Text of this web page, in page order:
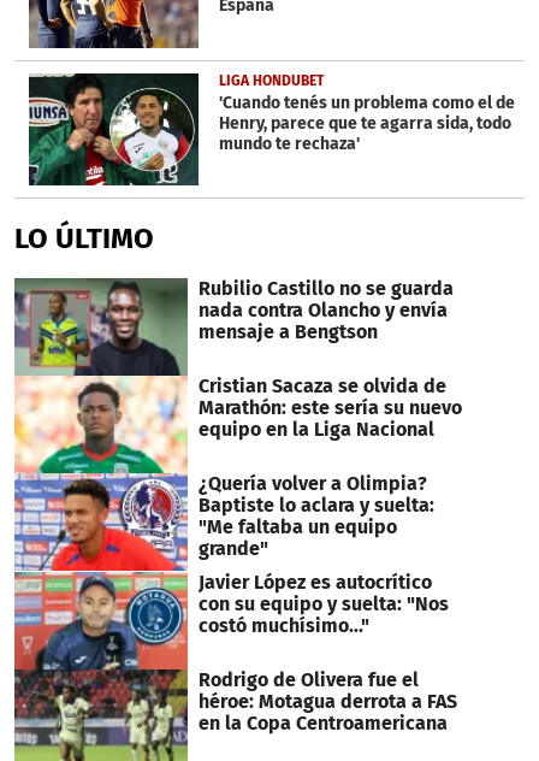
España
LIGA HONDUBET
'Cuando tenés un problema como el de
Henry, parece que te agarra sida, todo
mundo te rechaza'
LO ÚLTIMO
Rubilio Castillo no se guarda
nada contra Olancho y envía
mensaje a Bengtson
Cristian Sacaza se olvida de
Marathón: este sería su nuevo
equipo en la Liga Nacional
¿Quería volver a Olimpia?
Baptiste lo aclara y suelta:
"Me faltaba un equipo
grande"
Javier López es autocrítico
con su equipo y suelta: "Nos
costó muchísimo..."
Rodrigo de Olivera fue el
héroe: Motagua derrota a FAS
en la Copa Centroamericana